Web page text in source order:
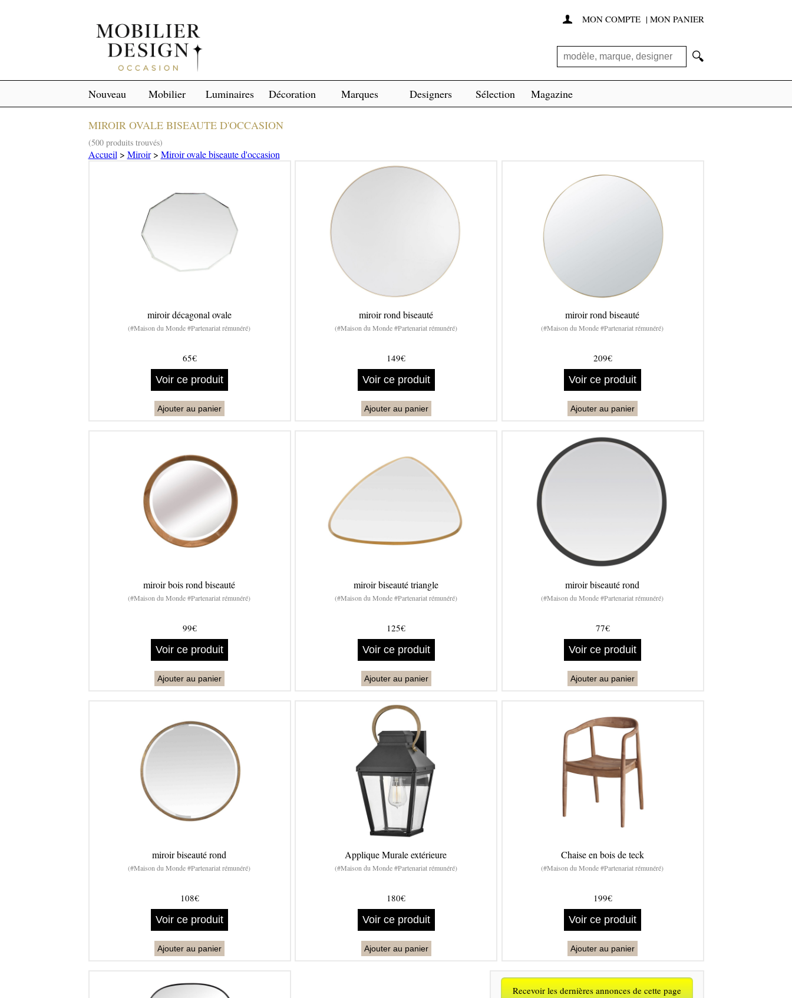
 MON COMPTE | MON PANIER
🔍
Nouveau Mobilier Luminaires Décoration Marques Designers Sélection Magazine
MIROIR OVALE BISEAUTE D'OCCASION
(500 produits trouvés)
Accueil> Miroir> Miroir ovale biseaute d'occasion
miroir décagonal ovale
(#Maison du Monde #Partenariat rémunéré)
65€
Voir ce produit
Ajouter au panier
miroir rond biseauté
(#Maison du Monde #Partenariat rémunéré)
149€
Voir ce produit
Ajouter au panier
miroir rond biseauté
(#Maison du Monde #Partenariat rémunéré)
209€
Voir ce produit
Ajouter au panier
miroir bois rond biseauté
(#Maison du Monde #Partenariat rémunéré)
99€
Voir ce produit
Ajouter au panier
miroir biseauté triangle
(#Maison du Monde #Partenariat rémunéré)
125€
Voir ce produit
Ajouter au panier
miroir biseauté rond
(#Maison du Monde #Partenariat rémunéré)
77€
Voir ce produit
Ajouter au panier
miroir biseauté rond
(#Maison du Monde #Partenariat rémunéré)
108€
Voir ce produit
Ajouter au panier
Applique Murale extérieure
(#Maison du Monde #Partenariat rémunéré)
180€
Voir ce produit
Ajouter au panier
Chaise en bois de teck
(#Maison du Monde #Partenariat rémunéré)
199€
Voir ce produit
Ajouter au panier
Recevoir les dernières annonces de cette page